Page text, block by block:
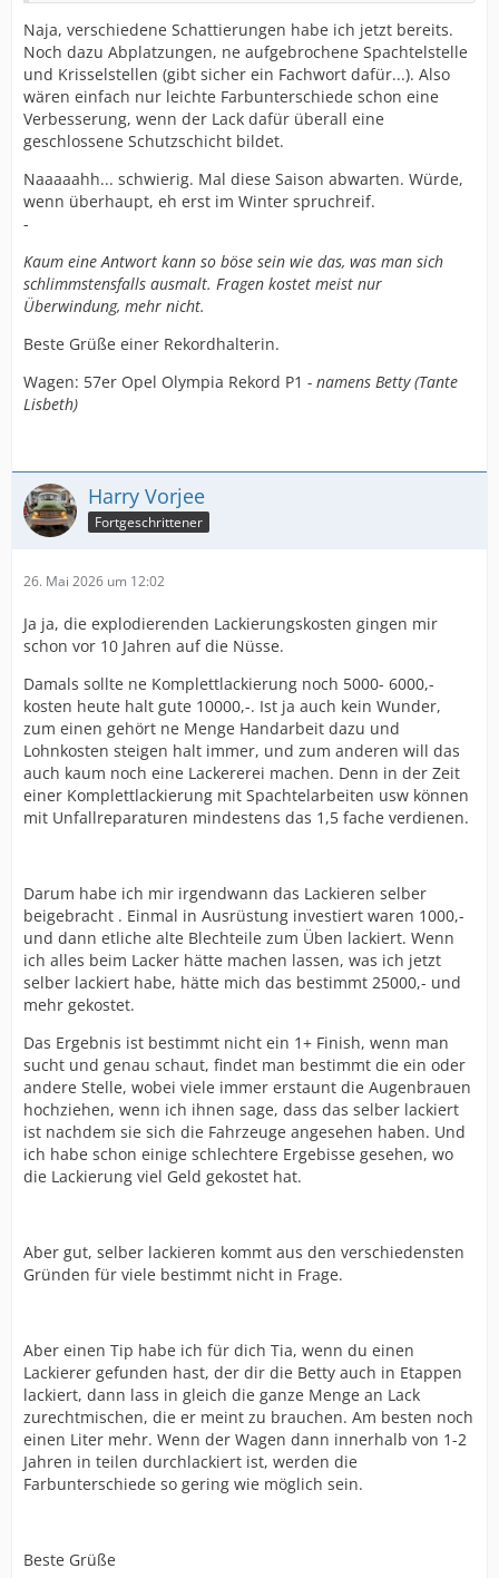
Naja, verschiedene Schattierungen habe ich jetzt bereits.
Noch dazu Abplatzungen, ne aufgebrochene Spachtelstelle
und Krisselstellen (gibt sicher ein Fachwort dafür...). Also
wären einfach nur leichte Farbunterschiede schon eine
Verbesserung, wenn der Lack dafür überall eine
geschlossene Schutzschicht bildet.
Naaaaahh... schwierig. Mal diese Saison abwarten. Würde,
wenn überhaupt, eh erst im Winter spruchreif.
-
Kaum eine Antwort kann so böse sein wie das, was man sich
schlimmstensfalls ausmalt. Fragen kostet meist nur
Überwindung, mehr nicht.
Beste Grüße einer Rekordhalterin.
Wagen: 57er Opel Olympia Rekord P1 - namens Betty (Tante
Lisbeth)
Harry Vorjee
Fortgeschrittener
26. Mai 2026 um 12:02
Ja ja, die explodierenden Lackierungskosten gingen mir
schon vor 10 Jahren auf die Nüsse.
Damals sollte ne Komplettlackierung noch 5000- 6000,-
kosten heute halt gute 10000,-. Ist ja auch kein Wunder,
zum einen gehört ne Menge Handarbeit dazu und
Lohnkosten steigen halt immer, und zum anderen will das
auch kaum noch eine Lackererei machen. Denn in der Zeit
einer Komplettlackierung mit Spachtelarbeiten usw können
mit Unfallreparaturen mindestens das 1,5 fache verdienen.
Darum habe ich mir irgendwann das Lackieren selber
beigebracht . Einmal in Ausrüstung investiert waren 1000,-
und dann etliche alte Blechteile zum Üben lackiert. Wenn
ich alles beim Lacker hätte machen lassen, was ich jetzt
selber lackiert habe, hätte mich das bestimmt 25000,- und
mehr gekostet.
Das Ergebnis ist bestimmt nicht ein 1+ Finish, wenn man
sucht und genau schaut, findet man bestimmt die ein oder
andere Stelle, wobei viele immer erstaunt die Augenbrauen
hochziehen, wenn ich ihnen sage, dass das selber lackiert
ist nachdem sie sich die Fahrzeuge angesehen haben. Und
ich habe schon einige schlechtere Ergebisse gesehen, wo
die Lackierung viel Geld gekostet hat.
Aber gut, selber lackieren kommt aus den verschiedensten
Gründen für viele bestimmt nicht in Frage.
Aber einen Tip habe ich für dich Tia, wenn du einen
Lackierer gefunden hast, der dir die Betty auch in Etappen
lackiert, dann lass in gleich die ganze Menge an Lack
zurechtmischen, die er meint zu brauchen. Am besten noch
einen Liter mehr. Wenn der Wagen dann innerhalb von 1-2
Jahren in teilen durchlackiert ist, werden die
Farbunterschiede so gering wie möglich sein.
Beste Grüße